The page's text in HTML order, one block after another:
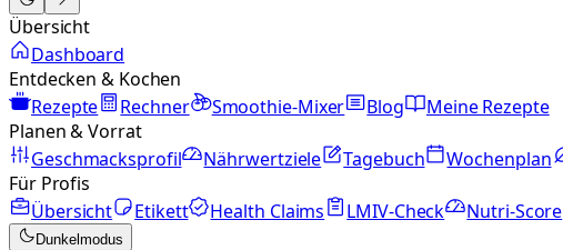
Übersicht
Dashboard
Entdecken & Kochen
Rezepte
Rechner Smoothie-Mixer Blog
Meine Rezepte
Planen & Vorrat
Geschmacksprofil
Nährwertziele Tagebuch Wochenplan
Für Profis
Übersicht
Etikett Health Claims LMIV-Check Nutri-Score
Dunkelmodus